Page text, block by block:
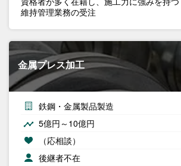
維持管理業務の受注
金属プレス加工
鉄鋼・金属製品製造
5億円～10億円
（応相談）
後継者不在